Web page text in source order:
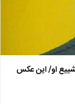
او/ این عکس